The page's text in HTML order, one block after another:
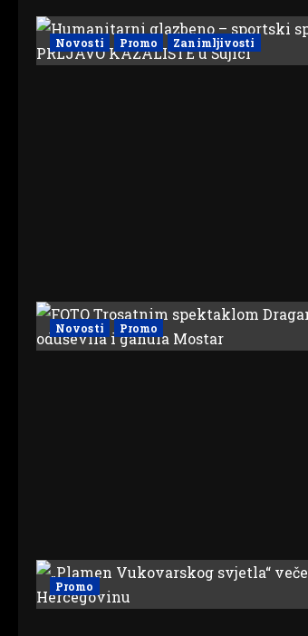
Novosti Promo Zanimljivosti
Novosti Promo
Promo